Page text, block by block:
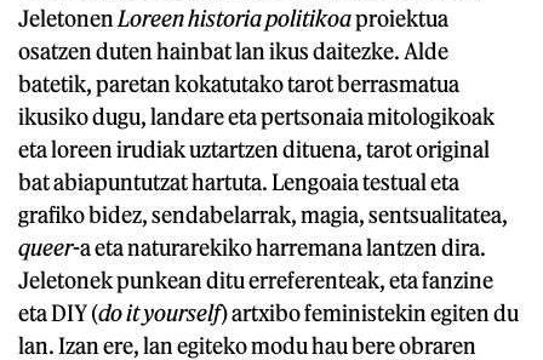
Jeletonen Loreen historia politikoaproiektua
osatzen duten hainbat lan ikus daitezke. Alde
batetik, paretan kokatutako tarot berrasmatua
ikusiko dugu, landare eta pertsonaia mitologikoak
eta loreen irudiak uztartzen dituena, tarot original
bat abiapuntutzat hartuta. Lengoaia testual eta
grafiko bidez, sendabelarrak, magia, sentsualitatea,
queer-a eta naturarekiko harremana lantzen dira.
Jeletonek punkean ditu erreferenteak, eta fanzine
eta DIY (do it yourself) artxibo feministekin egiten du
lan. Izan ere, lan egiteko modu hau bere obraren